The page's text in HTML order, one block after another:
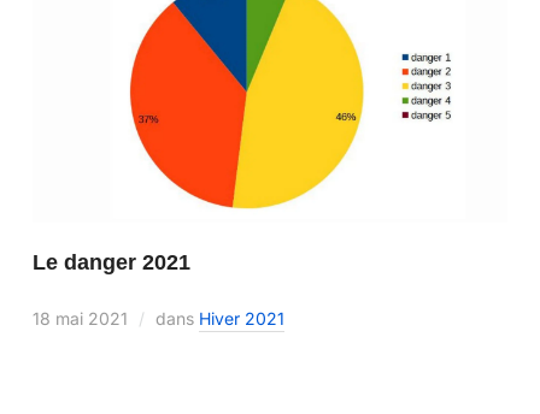
Le danger 2021
18 mai 2021 dans Hiver 2021